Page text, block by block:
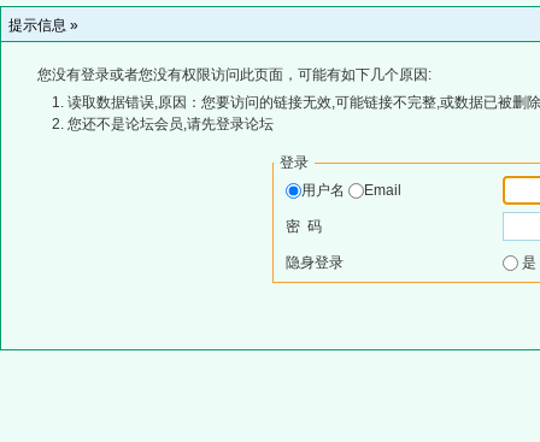
提示信息 »
您没有登录或者您没有权限访问此页面，可能有如下几个原因:
读取数据错误,原因：您要访问的链接无效,可能链接不完整,或数据已被删
您还不是论坛会员,请先登录论坛
登录
用户名
Email
密 码
隐身登录